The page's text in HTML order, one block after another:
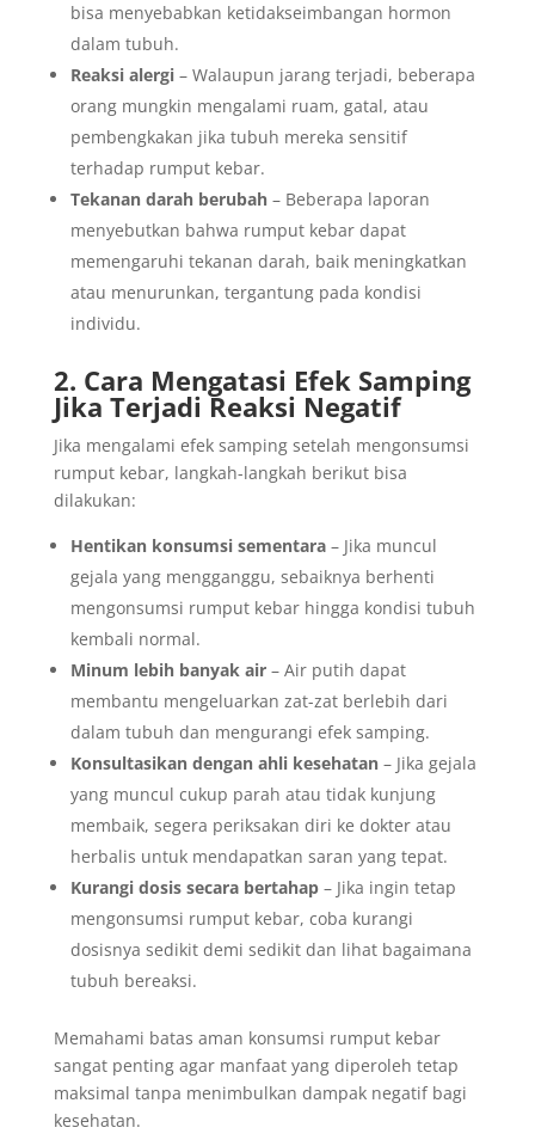
bisa menyebabkan ketidakseimbangan hormon
dalam tubuh.
Reaksi alergi– Walaupun jarang terjadi, beberapa
orang mungkin mengalami ruam, gatal, atau
pembengkakan jika tubuh mereka sensitif
terhadap rumput kebar.
Tekanan darah berubah– Beberapa laporan
menyebutkan bahwa rumput kebar dapat
memengaruhi tekanan darah, baik meningkatkan
atau menurunkan, tergantung pada kondisi
individu.
2. Cara Mengatasi Efek Samping
Jika Terjadi Reaksi Negatif
Jika mengalami efek samping setelah mengonsumsi
rumput kebar, langkah-langkah berikut bisa
dilakukan:
Hentikan konsumsi sementara– Jika muncul
gejala yang mengganggu, sebaiknya berhenti
mengonsumsi rumput kebar hingga kondisi tubuh
kembali normal.
Minum lebih banyak air– Air putih dapat
membantu mengeluarkan zat-zat berlebih dari
dalam tubuh dan mengurangi efek samping.
Konsultasikan dengan ahli kesehatan– Jika gejala
yang muncul cukup parah atau tidak kunjung
membaik, segera periksakan diri ke dokter atau
herbalis untuk mendapatkan saran yang tepat.
Kurangi dosis secara bertahap– Jika ingin tetap
mengonsumsi rumput kebar, coba kurangi
dosisnya sedikit demi sedikit dan lihat bagaimana
tubuh bereaksi.
Memahami batas aman konsumsi rumput kebar
sangat penting agar manfaat yang diperoleh tetap
maksimal tanpa menimbulkan dampak negatif bagi
kesehatan.